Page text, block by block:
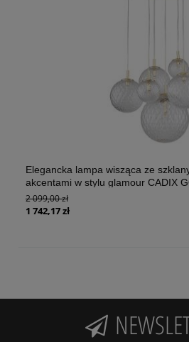
Elegancka lampa wisząca ze
akcentami w stylu glamour CADIX
2 099,00 zł
1 742,17 zł